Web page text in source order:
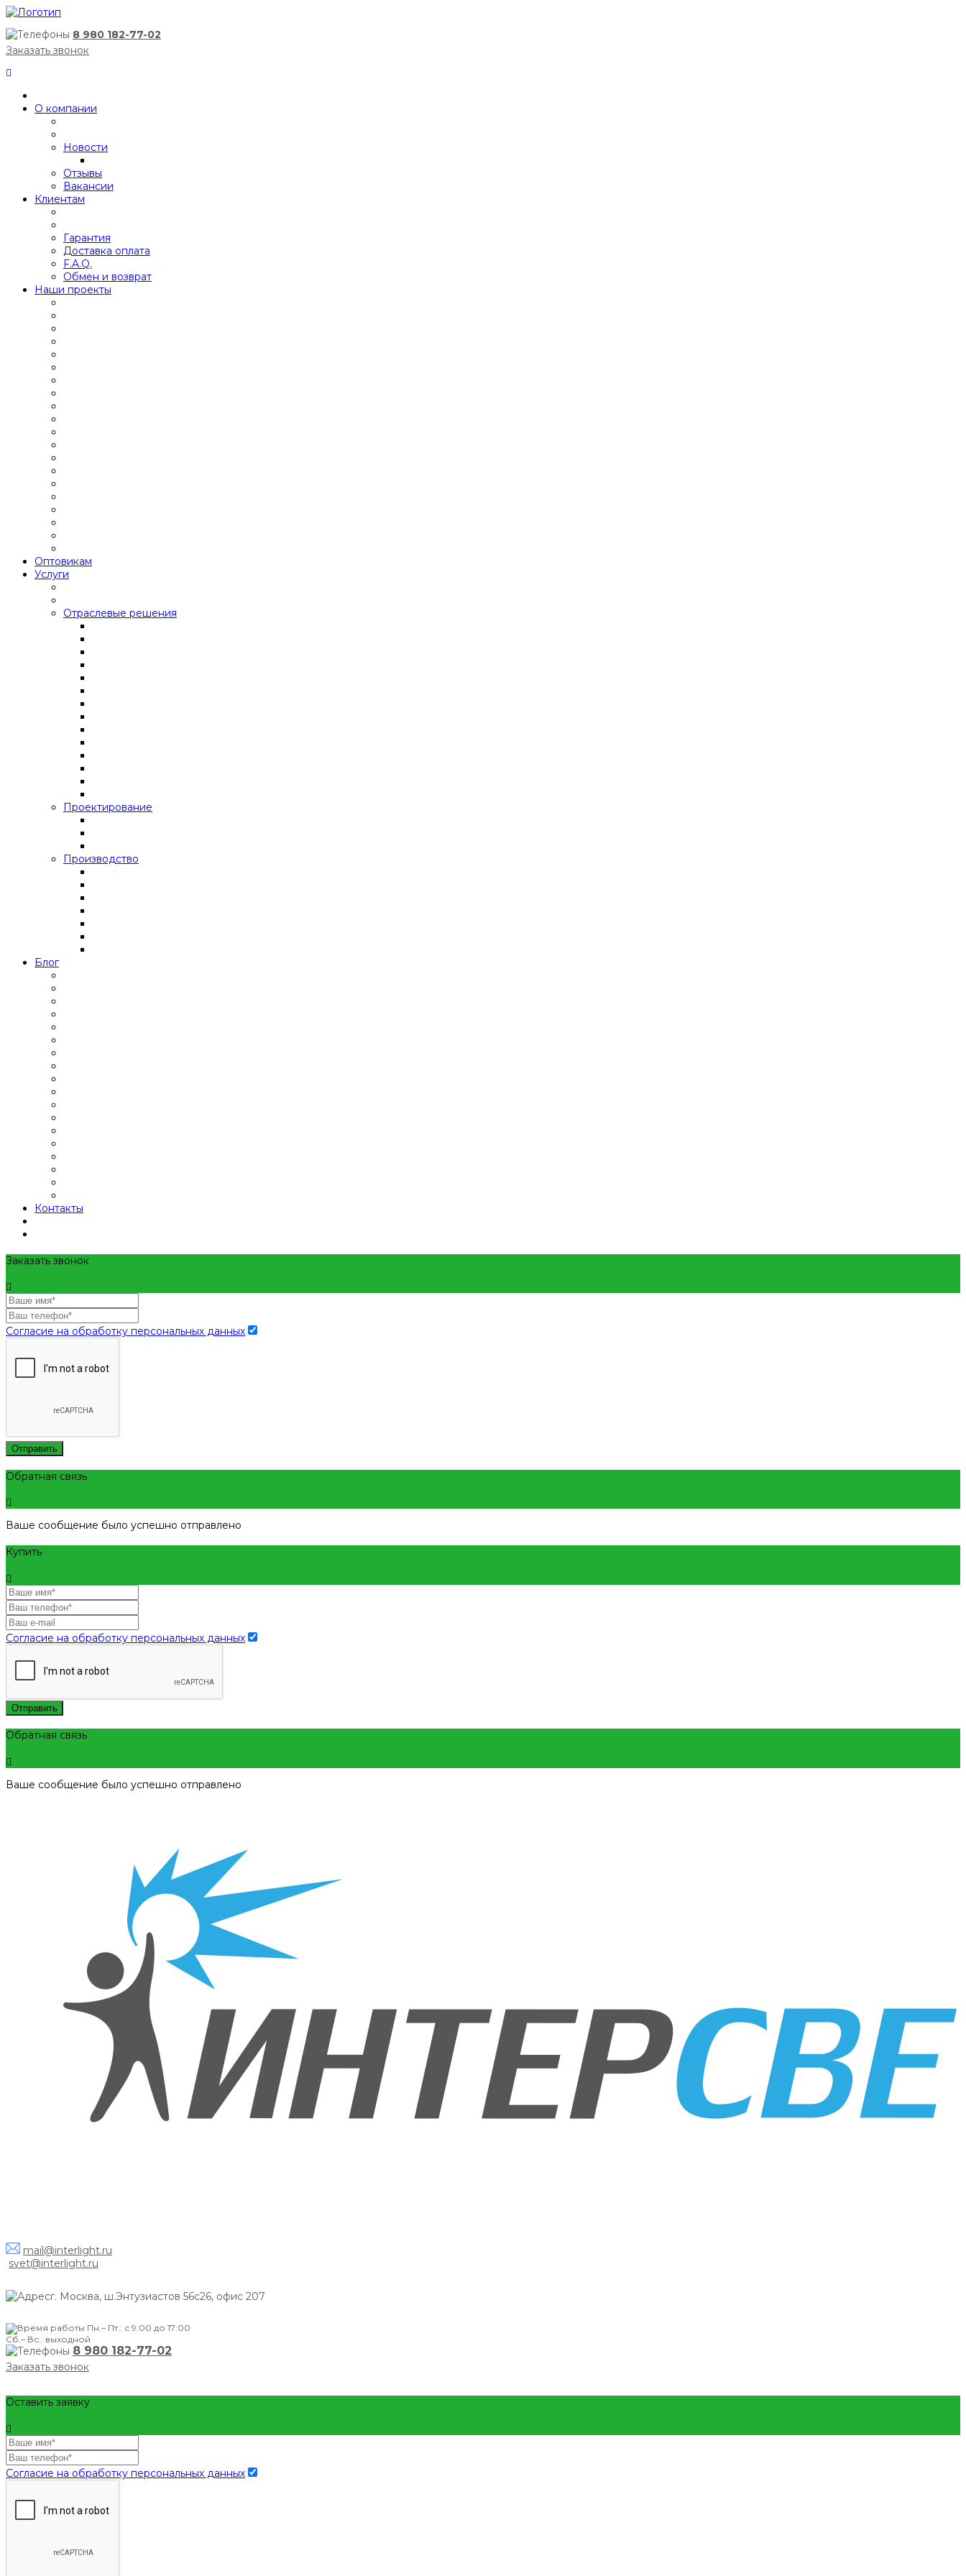
8 980 182-77-02
Заказать звонок
О компании
Новости
Отзывы
Вакансии
Клиентам
Гарантия
Доставка оплата
F.A.Q.
Обмен и возврат
Наши проекты
Оптовикам
Услуги
Отраслевые решения
Проектирование
Производство
Блог
Контакты
Заказать звонок
Согласие на обработку персональных данных
Отправить
Обратная связь
Ваше сообщение было успешно отправлено
Купить
Согласие на обработку персональных данных
Отправить
Обратная связь
Ваше сообщение было успешно отправлено
mail@interlight.ru
svet@interlight.ru
г. Москва, ш.Энтузиастов 56с26, офис 207
Пн.– Пт.: с 9:00 до 17:00
Сб.– Вс.: выходной
8 980 182-77-02
Заказать звонок
Оставить заявку
Согласие на обработку персональных данных